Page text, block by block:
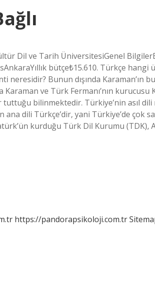
Dil ve Tarih ÜniversitesiGenel
bütçe₺15.610. Türkçe hangi
Bunun dışında Karaman’ın
ve Türk Fermanı’nın
bilinmektedir. Türkiye’nin asıl
ana dili Türkçe’dir, yani Türkiye’de çok
kurduğu Türk Dil Kurumu (TDK),
https://pandorapsikoloji.com.tr